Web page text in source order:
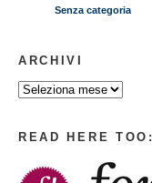
Senza categoria
ARCHIVI
READ HERE TOO: